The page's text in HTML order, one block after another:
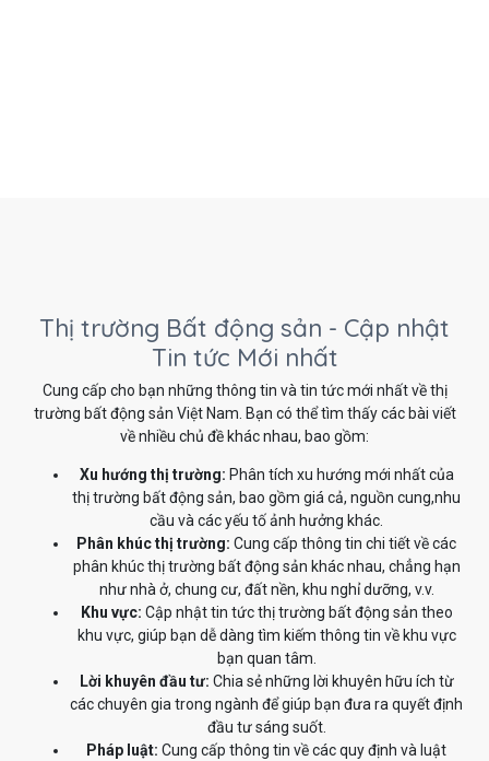
Thị trường Bất động sản - Cập nhật
Tin tức Mới nhất
Cung cấp cho bạn những thông tin và tin tức mới nhất về thị
trường bất động sản Việt Nam. Bạn có thể tìm thấy các bài viết
về nhiều chủ đề khác nhau, bao gồm:
Xu hướng thị trường: Phân tích xu hướng mới nhất của
thị trường bất động sản, bao gồm giá cả, nguồn cung,nhu
cầu và các yếu tố ảnh hưởng khác.
Phân khúc thị trường: Cung cấp thông tin chi tiết về các
phân khúc thị trường bất động sản khác nhau, chẳng hạn
như nhà ở, chung cư, đất nền, khu nghỉ dưỡng, v.v.
Khu vực: Cập nhật tin tức thị trường bất động sản theo
khu vực, giúp bạn dễ dàng tìm kiếm thông tin về khu vực
bạn quan tâm.
Lời khuyên đầu tư: Chia sẻ những lời khuyên hữu ích từ
các chuyên gia trong ngành để giúp bạn đưa ra quyết định
đầu tư sáng suốt.
Pháp luật: Cung cấp thông tin về các quy định và luật